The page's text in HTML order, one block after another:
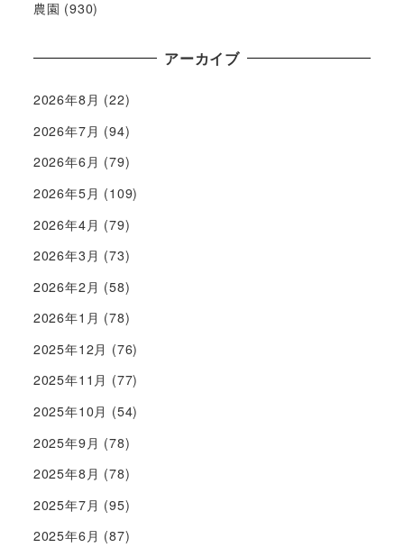
農園 (930)
アーカイブ
2026年8月 (22)
2026年7月 (94)
2026年6月 (79)
2026年5月 (109)
2026年4月 (79)
2026年3月 (73)
2026年2月 (58)
2026年1月 (78)
2025年12月 (76)
2025年11月 (77)
2025年10月 (54)
2025年9月 (78)
2025年8月 (78)
2025年7月 (95)
2025年6月 (87)